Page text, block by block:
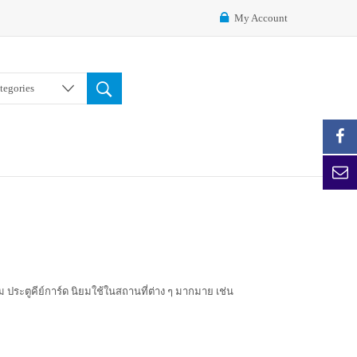
My Account
ระตูคีย์การ์ด นิยมใช้ในสถานที่ต่าง ๆ มากมาย เช่น